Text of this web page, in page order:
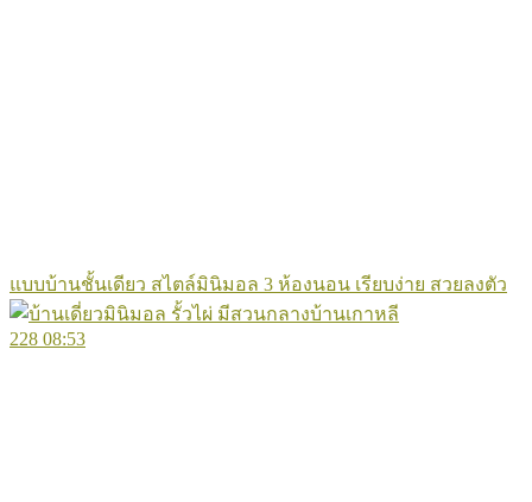
แบบบ้านชั้นเดียว สไตล์มินิมอล 3 ห้องนอน เรียบง่าย สวยลงตัว
228 08:53